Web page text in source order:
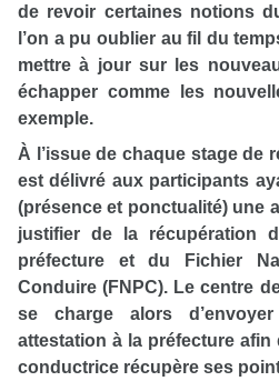
de revoir certaines notions
l’on a pu oublier au fil du
mettre à jour sur les
échapper comme les
exemple.
À l’issue de chaque stage de
est délivré aux participants
(présence et ponctualité) une
justifier de la récupération
préfecture et du Fichier
Conduire (FNPC). Le centre
se charge alors
attestation à la préfecture
conductrice récupère ses